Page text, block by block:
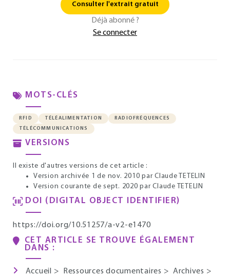
Consulter l'extrait gratuit
Déjà abonné ?
Se connecter
MOTS-CLÉS
RFID TÉLÉALIMENTATION
RADIOFRÉQUENCES
TÉLÉCOMMUNICATIONS
VERSIONS
Il existe d'autres versions de cet article :
Version archivée 1 de nov. 2010 par Claude TETELIN
Version courante de sept. 2020 par Claude TETELIN
DOI (DIGITAL OBJECT IDENTIFIER)
https://doi.org/10.51257/a-v2-e1470
CET ARTICLE SE TROUVE ÉGALEMENT
DANS :
Accueil > Ressources documentaires > Archives >